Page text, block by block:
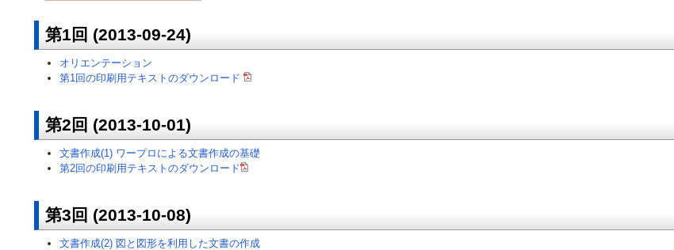
第1回 (2013-09-24)
オリエンテーション
第1回の印刷用テキストのダウンロード
第2回 (2013-10-01)
文書作成(1) ワープロによる文書作成の基礎
第2回の印刷用テキストのダウンロード
第3回 (2013-10-08)
文書作成(2) 図と図形を利用した文書の作成